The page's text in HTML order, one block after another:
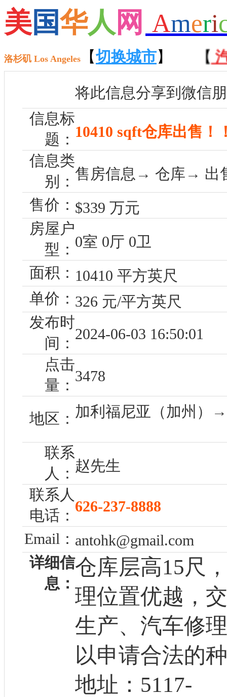
美国华人 网 Ameri
洛杉矶 Los Angeles 【切换城市】
送服务】 【 民宿月子】 【 汽
将此信息分享到微信
信息标
题： 10410 sqft仓库出售！
信息类
别： 售房信息→ 仓库→ 出
售价： $339 万元
房屋户
型： 0室 0厅 0卫
面积： 10410 平方英尺
单价： 326 元/平方英尺
发布时
间：
2024-06-03 16:50:01
点击
量：
3478
地区： 加利福尼亚（加州）
联系
人： 赵先生
联系人
电话：
626-237-8888
Email： antohk@gmail.com
详细信
息：
仓库层高15尺
理位置优越，
生产、汽车修
以申请合法的
地址：5117-